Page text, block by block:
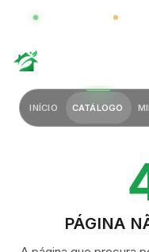
GLOBAL
INÍCIO CATÁLOGO
PÁGINA